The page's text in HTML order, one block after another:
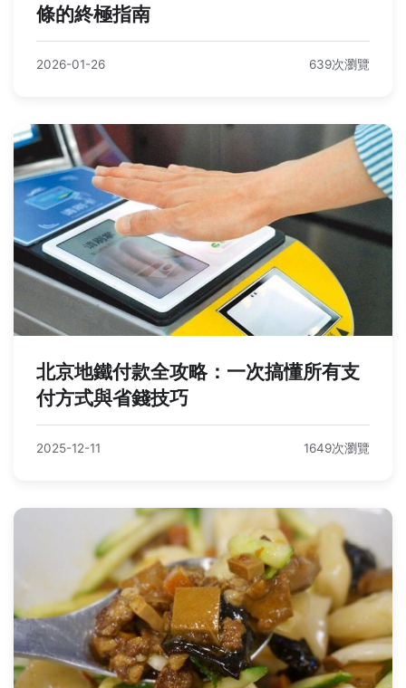
條的終極指南
2026-01-26 639次瀏覽
北京地鐵付款全攻略：一次搞懂所有支
付方式與省錢技巧
2025-12-11 1649次瀏覽